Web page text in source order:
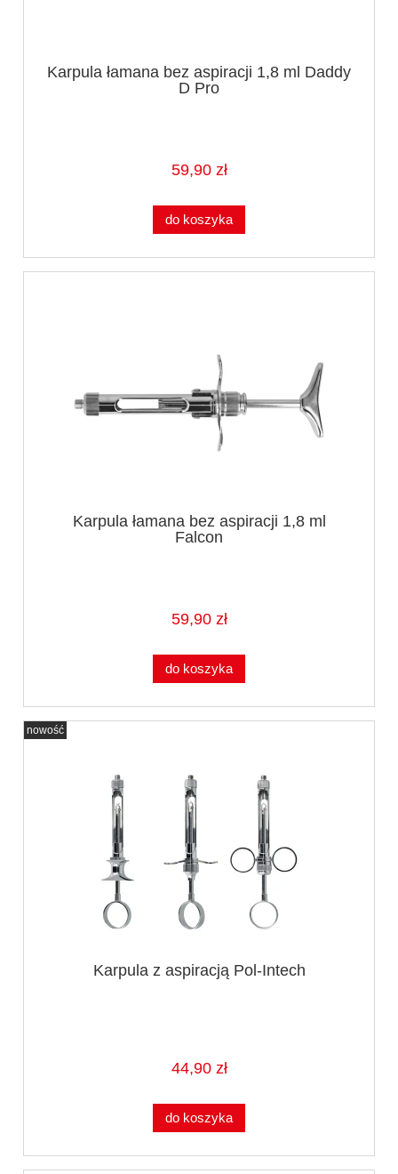
Karpula łamana bez aspiracji 1,8 ml Daddy
D Pro
59,90 zł
do koszyka
Karpula łamana bez aspiracji 1,8 ml
Falcon
59,90 zł
do koszyka
Karpula z aspiracją Pol-Intech
44,90 zł
do koszyka
nowość